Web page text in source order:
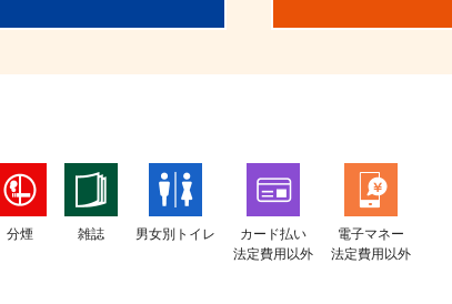
分煙 雑誌 男女別トイレ
カード払い
法定費用以外
電子マネー
法定費用以外